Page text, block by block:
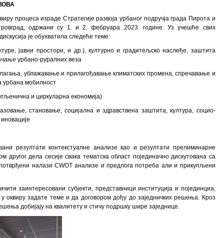
процеса израде Стратегије развоја урбаног подручја града Пирота и
одржани су 1. и 2. фебруара 2023. године. Уз учешће свих
је обухватила следеће теме:
јавни простори, и др.), културно и градитељско наслеђе, заштита
урбано-руралних веза
ублажавање и прилагођавање климатских промена, спречавање и
мобилност
и циркуларна економија)
становање, социјална и здравствена заштита, култура, социо-
резултати контекстуалне анализе као и резултати прелиминарне
дела сесије свака тематска област појединачно дискутована са
налази СWОТ анализе и предлога потреба али и прикупљени
заинтересовани субјекти, представници институција и појединциа,
оквиру задате теме и да договором дођу до заједничких решења. Кроз
добијају на квалитету и стичу подршку шире заједнице.